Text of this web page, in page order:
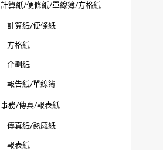
計算紙/便條紙/單線簿/方格紙
計算紙/便條紙
方格紙
企劃紙
報告紙/單線簿
事務/傳真/報表紙
傳真紙/熱感紙
報表紙